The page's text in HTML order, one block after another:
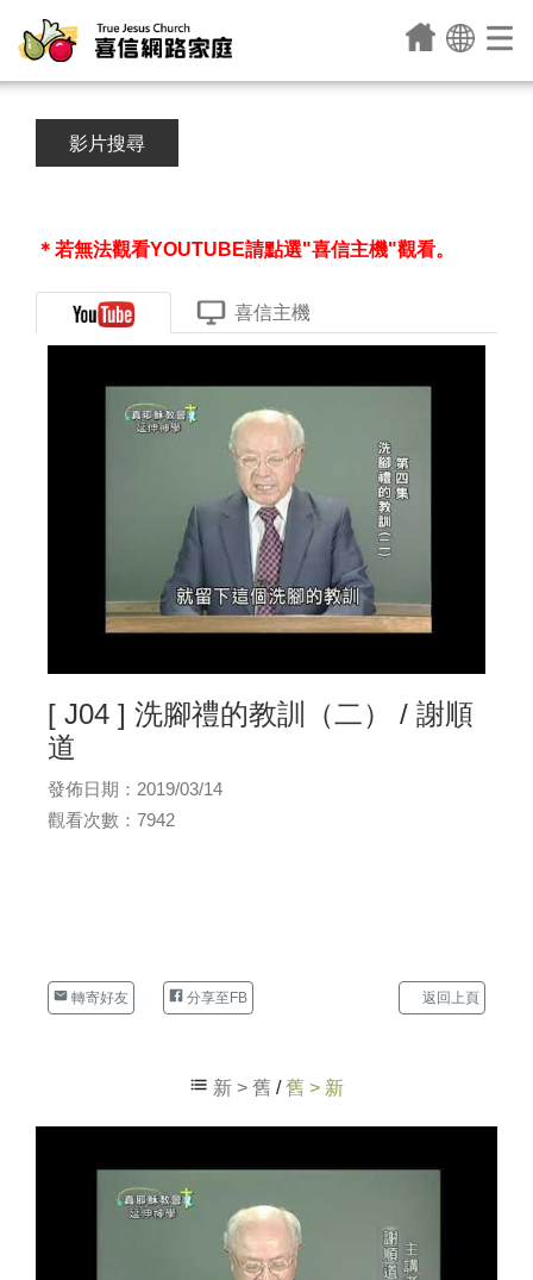
影片搜尋
＊若無法觀看YOUTUBE請點選"喜信主機"觀看。
喜信主機
[ J04 ] 洗腳禮的教訓（二） / 謝順
道
發佈日期：2019/03/14
觀看次數：7942
轉寄好友 分享至FB 返回上頁
新 > 舊 /舊 > 新